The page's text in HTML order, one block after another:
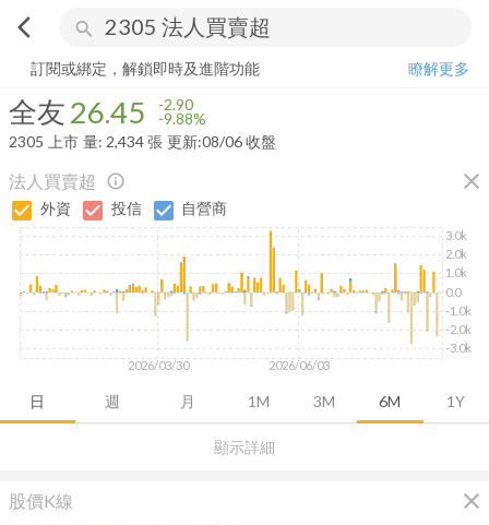
arrow_back_ios search
全友 26.45-9.88%
訂閱或綁定，解鎖即時及進階功能
瞭解更多
全友26.45 -2.90
-9.88%
2305
上市 量: 2,434張 更新:08/06 收盤
法人買賣超 close
顯示詳細
info_outline
日 週 月 1M 3M 6M 1Y
外資 投信 自營商
2026/03/30 2026/06/03
-3.0k
-2.0k
-1.0k
0.0
1.0k
2.0k
3.0k
股價K線 close